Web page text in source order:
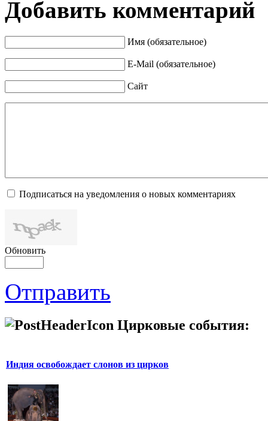
Добавить комментарий
Имя (обязательное)
E-Mail (обязательное)
Сайт
Подписаться на уведомления о новых комментариях
Обновить
Отправить
Цирковые события:
Индия освобождает слонов из цирков